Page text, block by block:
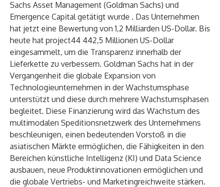
Sachs Asset Management (Goldman Sachs) und
Emergence Capital getätigt wurde . Das Unternehmen
hat jetzt eine Bewertung von 1,2 Milliarden US-Dollar. Bis
heute hat project44 442,5 Millionen US-Dollar
eingesammelt, um die Transparenz innerhalb der
Lieferkette zu verbessern. Goldman Sachs hat in der
Vergangenheit die globale Expansion von
Technologieunternehmen in der Wachstumsphase
unterstützt und diese durch mehrere Wachstumsphasen
begleitet. Diese Finanzierung wird das Wachstum des
multimodalen Speditionsnetzwerk des Unternehmens
beschleunigen, einen bedeutenden Vorstoß in die
asiatischen Märkte ermöglichen, die Fähigkeiten in den
Bereichen künstliche Intelligenz (KI) und Data Science
ausbauen, neue Produktinnovationen ermöglichen und
die globale Vertriebs- und Marketingreichweite stärken.